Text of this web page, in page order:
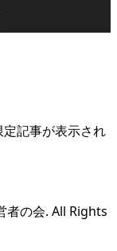
記事が表示され
者の会. All Rights